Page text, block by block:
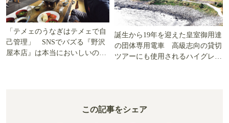
「テメェのうなぎはテメェで自
己管理」 SNSでバズる『野沢
屋本店』は本当においしいの
誕生から19年を迎えた皇室御用達
の団体専用電車 高級志向の貸切
ツアーにも使用されるハイグレー
この記事をシェア